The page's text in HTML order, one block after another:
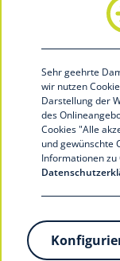
Sehr geehrte
wir nutzen
Darstellung der
des
Cookies "Alle
und gewünschte
Informationen zu
Telefon 0251
Telefax 0251 39492-
info@akkurat-
akkurat-service.eu
© 2020 Akkurat